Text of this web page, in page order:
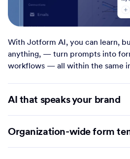
With Jotform AI, you can learn,
anything, — turn prompts into
workflows — all within the same
AI that speaks your brand
Organization-wide form